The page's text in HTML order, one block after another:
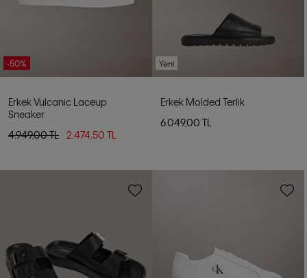
-50%
Erkek Vulcanic Laceup
Sneaker
4.949,00 TL
2.474,50 TL
Yeni
Erkek Molded Terlik
6.049,00 TL